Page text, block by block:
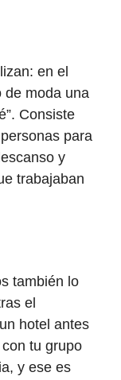
en el
de moda una
Consiste
para
y
trabajaban
también lo
el
hotel antes
tu grupo
y ese es